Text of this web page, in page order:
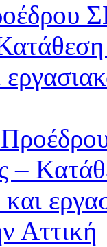
–
Αττική